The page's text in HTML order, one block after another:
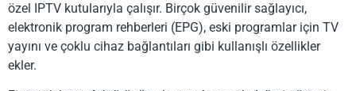
özel IPTV kutularıyla çalışır. Birçok güvenilir sağlayıcı,
elektronik program rehberleri (EPG), eski programlar için TV
yayını ve çoklu cihaz bağlantıları gibi kullanışlı özellikler
ekler.